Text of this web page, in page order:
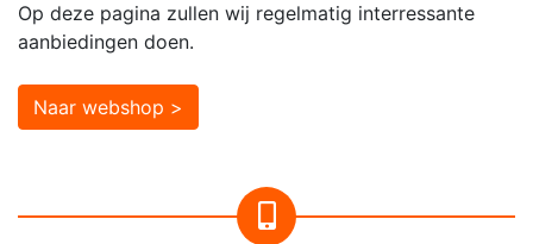
Op deze pagina zullen wij regelmatig interressante
aanbiedingen doen.
Naar webshop >